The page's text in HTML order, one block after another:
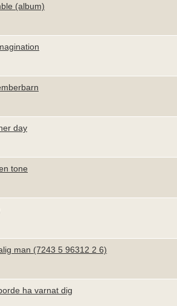
(album)
day
tone
man (7243 5 96312 2 6)
ha varnat dig